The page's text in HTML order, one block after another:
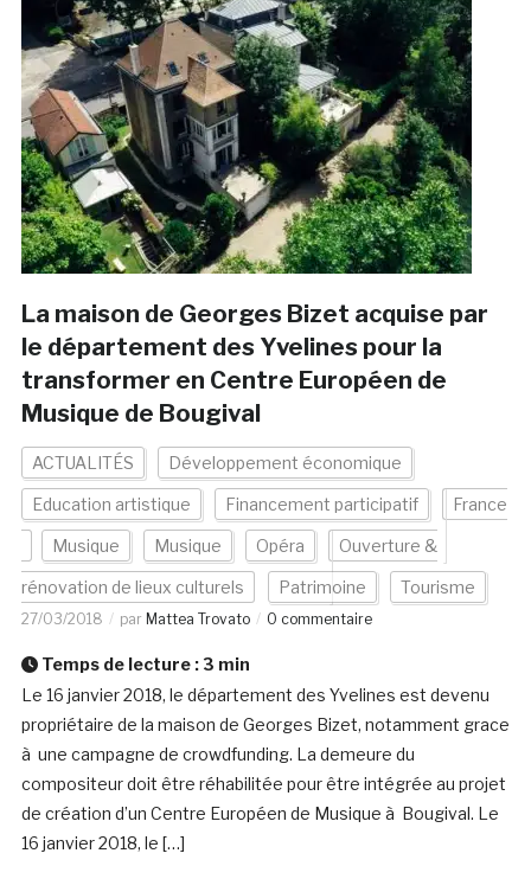
La maison de Georges Bizet acquise par
le département des Yvelines pour la
transformer en Centre Européen de
Musique de Bougival
ACTUALITÉS Développement économique
Education artistique Financement participatif France
Musique Musique Opéra Ouverture &
rénovation de lieux culturels Patrimoine Tourisme
27/03/2018 par Mattea Trovato 0 commentaire
Temps de lecture : 3 min
Le 16 janvier 2018, le département des Yvelines est devenu
propriétaire de la maison de Georges Bizet, notamment grace
à une campagne de crowdfunding. La demeure du
compositeur doit être réhabilitée pour être intégrée au projet
de création d’un Centre Européen de Musique à Bougival. Le
16 janvier 2018, le […]